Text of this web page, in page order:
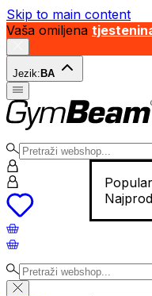
Skip to main content
Vaša omiljena
Jezik: BA